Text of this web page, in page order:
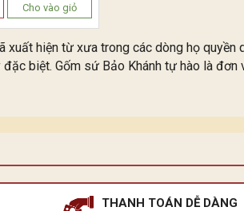
Cho vào giỏ
hiện từ xưa trong các dòng họ
biệt. Gốm sứ Bảo Khánh tự hào là đơn
THANH TOÁN DỄ DÀNG